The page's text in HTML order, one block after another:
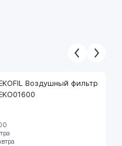
Воздушный фильтр